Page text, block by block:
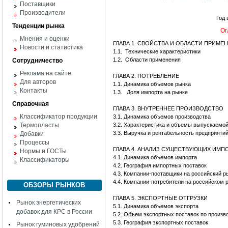
Поставщики
Производители
Тенденции рынка
Мнения и оценки
Новости и статистика
Сотрудничество
Реклама на сайте
Для авторов
Контакты
Справочная
Классификатор продукции
Термопласты
Добавки
Процессы
Нормы и ГОСТы
Классификаторы
ОБЗОРЫ РЫНКОВ
Рынок энергетических
добавок для КРС в России
Рынок гуминовых удобрений
Год
ГЛАВА 1. СВОЙСТВА И ОБЛАСТИ
1.1.
Технические характеристики
1.2.
Области применения
ГЛАВА 2. ПОТРЕБЛЕНИЕ
1.1. Динамика объемов рынка
1.3.
Доля импорта на рынке
ГЛАВА 3. ВНУТРЕННЕЕ ПРОИЗВОДСТВО
3.1. Динамика объемов производства
3.2. Характеристика и объемы
3.3. Выручка и рентабельность
ГЛАВА 4. АНАЛИЗ СУЩЕСТВУЮЩИХ
4.1. Динамика объемов импорта
4.2. География импортных поставок
4.3. Компании-поставщики на российский
4.4. Компании-потребители на российском
ГЛАВА 5. ЭКСПОРТНЫЕ ОТГРУЗКИ
5.1. Динамика объемов экспорта
5.2. Объем экспортных поставок по
5.3. География экспортных поставок